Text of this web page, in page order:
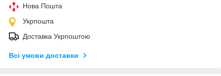
Нова Пошта
Укрпошта
Доставка Укрпоштою
Всі умови доставки